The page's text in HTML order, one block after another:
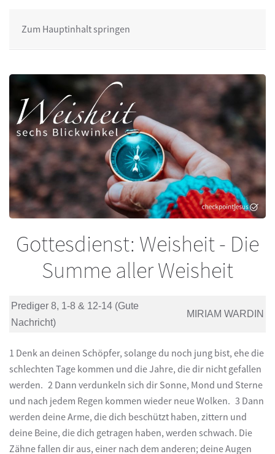
Zum Hauptinhalt springen
Gottesdienst: Weisheit - Die
Summe aller Weisheit
Prediger 8, 1-8 & 12-14 (Gute
Nachricht)
MIRIAM WARDIN
1 Denk an deinen Schöpfer, solange du noch jung bist, ehe die
schlechten Tage kommen und die Jahre, die dir nicht gefallen
werden. 2 Dann verdunkeln sich dir Sonne, Mond und Sterne
und nach jedem Regen kommen wieder neue Wolken. 3 Dann
werden deine Arme, die dich beschützt haben, zittern und
deine Beine, die dich getragen haben, werden schwach. Die
Zähne fallen dir aus, einer nach dem anderen; deine Augen